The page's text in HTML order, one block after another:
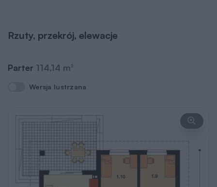
Rzuty, przekrój, elewacje
Parter 114,14 m2
Wersja lustrzana
Wersja lustrzana